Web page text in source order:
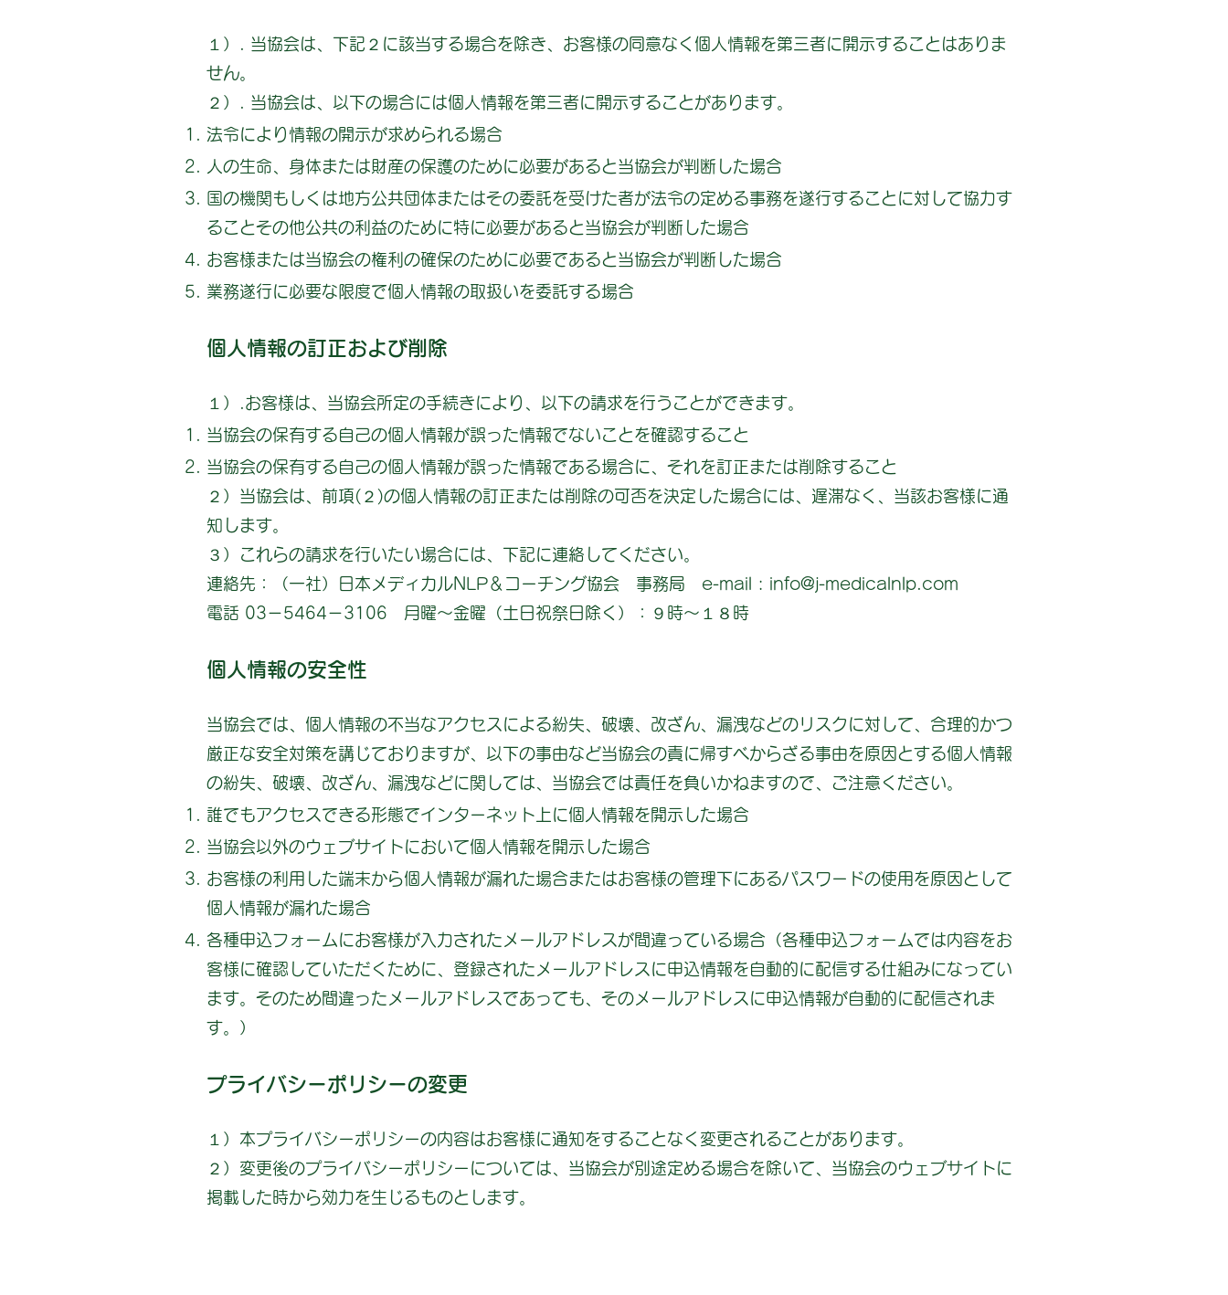
１）. 当協会は、下記２に該当する場合を除き、お客様の同意なく個人情報を第三者に開示することはありま
せん。
２）. 当協会は、以下の場合には個人情報を第三者に開示することがあります。
法令により情報の開示が求められる場合
人の生命、身体または財産の保護のために必要があると当協会が判断した場合
国の機関もしくは地方公共団体またはその委託を受けた者が法令の定める事務を遂行することに対して協力す
ることその他公共の利益のために特に必要があると当協会が判断した場合
お客様または当協会の権利の確保のために必要であると当協会が判断した場合
業務遂行に必要な限度で個人情報の取扱いを委託する場合
個人情報の訂正および削除
１）.お客様は、当協会所定の手続きにより、以下の請求を行うことができます。
当協会の保有する自己の個人情報が誤った情報でないことを確認すること
当協会の保有する自己の個人情報が誤った情報である場合に、それを訂正または削除すること
２）当協会は、前項(２)の個人情報の訂正または削除の可否を決定した場合には、遅滞なく、当該お客様に通
知します。
３）これらの請求を行いたい場合には、下記に連絡してください。
連絡先：（一社）日本メディカルNLP＆コーチング協会 事務局 e-mail : info@j-medicalnlp.com
電話 03－5464－3106 月曜～金曜（土日祝祭日除く）：９時～１８時
個人情報の安全性
当協会では、個人情報の不当なアクセスによる紛失、破壊、改ざん、漏洩などのリスクに対して、合理的かつ
厳正な安全対策を講じておりますが、以下の事由など当協会の責に帰すべからざる事由を原因とする個人情報
の紛失、破壊、改ざん、漏洩などに関しては、当協会では責任を負いかねますので、ご注意ください。
誰でもアクセスできる形態でインターネット上に個人情報を開示した場合
当協会以外のウェブサイトにおいて個人情報を開示した場合
お客様の利用した端末から個人情報が漏れた場合またはお客様の管理下にあるパスワードの使用を原因として
個人情報が漏れた場合
各種申込フォームにお客様が入力されたメールアドレスが間違っている場合（各種申込フォームでは内容をお
客様に確認していただくために、登録されたメールアドレスに申込情報を自動的に配信する仕組みになってい
ます。そのため間違ったメールアドレスであっても、そのメールアドレスに申込情報が自動的に配信されま
す。）
プライバシーポリシーの変更
１）本プライバシーポリシーの内容はお客様に通知をすることなく変更されることがあります。
２）変更後のプライバシーポリシーについては、当協会が別途定める場合を除いて、当協会のウェブサイトに
掲載した時から効力を生じるものとします。